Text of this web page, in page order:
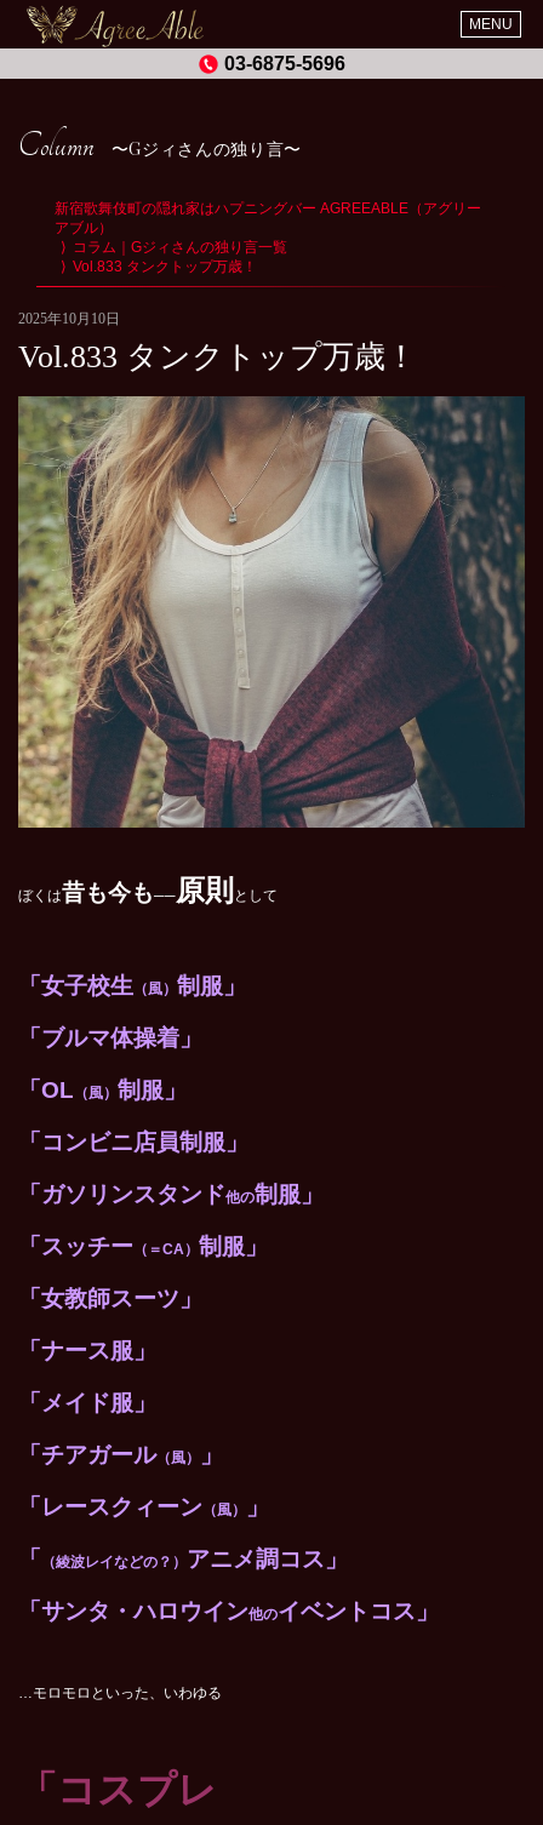
MENU
03-6875-5696
Column Gジィさんの独り言
新宿歌舞伎町の隠れ家はハプニングバー AGREEABLE（アグリー
アブル）
コラム｜Gジィさんの独り言一覧
Vol.833 タンクトップ万歳！
2025年10月10日
Vol.833 タンクトップ万歳！
ぼくは昔も今も──原則 として
「女子校生 （風） 制服」
「ブルマ体操着」
「OL （風） 制服」
「コンビニ店員制服」
「ガソリンスタンド他の制服」
「スッチー （＝CA） 制服」
「女教師スーツ」
「ナース服」
「メイド服」
「チアガール（風） 」
「レースクィーン （風） 」
「 （綾波レイなどの？） アニメ調コス」
「サンタ・ハロウイン他のイベントコス」
…モロモロといった、いわゆる
「コスプレ